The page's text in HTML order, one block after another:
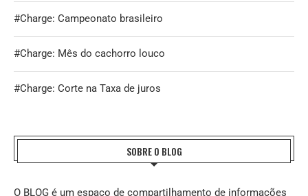
#Charge: Campeonato brasileiro
#Charge: Mês do cachorro louco
#Charge: Corte na Taxa de juros
SOBRE O BLOG
O BLOG é um espaço de compartilhamento de informações